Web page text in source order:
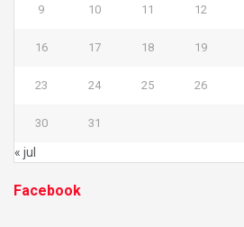
9 10 11 12
16 17 18 19
23 24 25 26
30 31
« jul
Facebook